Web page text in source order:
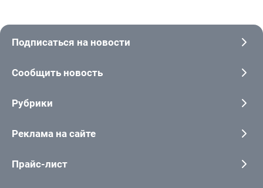
Подписаться на новости
Сообщить новость
Рубрики
Реклама на сайте
Прайс-лист